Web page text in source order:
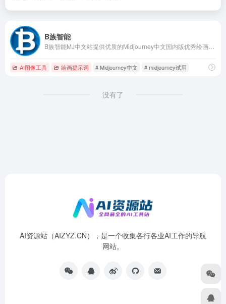
B族智能
AI图像工具 绘画提示词 # Midjourney中文 # midjourney试用
没有了
AI资源站（AIZYZ.CN），是一个收集各行各业AI工作的导航
网站。